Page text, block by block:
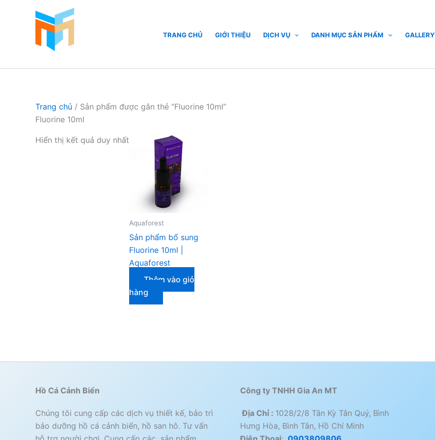
TRANG CHỦ GIỚI THIỆU DỊCH VỤ DANH MỤC SẢN PHẨM GALLERY
Trang chủ / Sản phẩm được gắn thẻ “Fluorine 10ml”
Fluorine 10ml
Hiển thị kết quả duy nhất
Aquaforest
Sản phẩm bổ sung
Fluorine 10ml |
Aquaforest
Thêm vào giỏ
hàng
Hồ Cá Cảnh Biển
Chúng tôi cung cấp các dịch vụ thiết kế, bảo trì
bảo dưỡng hồ cá cảnh biển, hồ san hô. Tư vấn
Công ty TNHH Gia An MT
Địa Chỉ : 1028/2/8 Tân Kỳ Tân Quý, Bình
Hưng Hòa, Bình Tân, Hồ Chí Minh